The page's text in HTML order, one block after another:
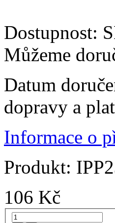
Dostupnost:
Můžeme
Datum
dopravy a
Informace o
Produkt:
106 Kč